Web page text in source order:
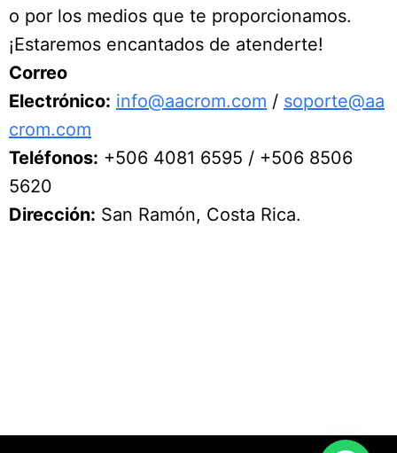
o por los medios que te proporcionamos.
¡Estaremos encantados de atenderte!
Correo
Electrónico: info@aacrom.com / soporte@aa
crom.com
Teléfonos: +506 4081 6595 / +506 8506
5620
Dirección: San Ramón, Costa Rica.